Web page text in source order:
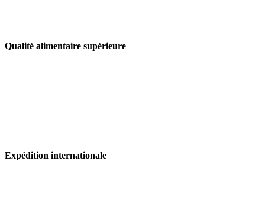
Qualité alimentaire supérieure
Expédition internationale